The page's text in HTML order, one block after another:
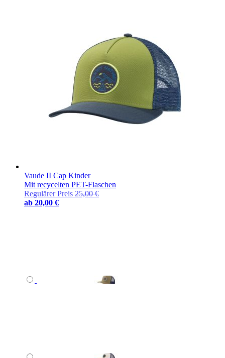
Vaude II Cap Kinder
Mit recycelten PET-Flaschen
Regulärer Preis 25,00 €
ab 20,00 €